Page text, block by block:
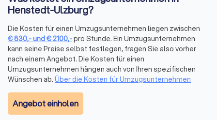
Kostenfaktor
Stundenbasierte
Richtwerte
Tageswerte
Umzugshelfer 25–40 € pro Stunde
Möbelpacker 30–50 € pro Stunde 240–400 €
LKW mit
50–100 € pro Stunde
Henstedt-Ulzburg?
Die Kosten für einen Umzugsunternehmen liegen zwischen
€830,-und€2100,-pro Stunde. Ein Umzugsunternehmen
kann seine Preise selbst festlegen, fragen Sie also vorher
nach einem Angebot. Die Kosten für einen
Umzugsunternehmen hängen auch von Ihren spezifischen
Wünschen ab. Über die Kosten für Umzugsunternehmen
Angebot einholen